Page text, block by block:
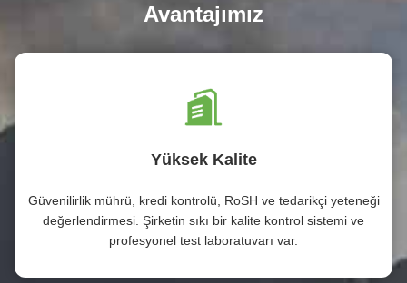
Avantajımız
Yüksek Kalite
Güvenilirlik mührü, kredi kontrolü, RoSH ve tedarikçi yeteneği
değerlendirmesi. Şirketin sıkı bir kalite kontrol sistemi ve
profesyonel test laboratuvarı var.